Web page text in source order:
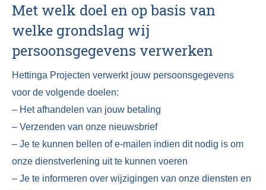
Met welk doel en op basis van
welke grondslag wij
persoonsgegevens verwerken
Hettinga Projecten verwerkt jouw persoonsgegevens
voor de volgende doelen:
– Het afhandelen van jouw betaling
– Verzenden van onze nieuwsbrief
– Je te kunnen bellen of e-mailen indien dit nodig is om
onze dienstverlening uit te kunnen voeren
– Je te informeren over wijzigingen van onze diensten en